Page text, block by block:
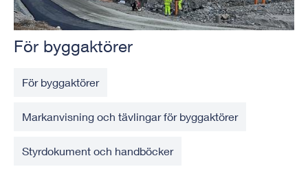
För byggaktörer
För byggaktörer
Markanvisning och tävlingar för byggaktörer
Styrdokument och handböcker